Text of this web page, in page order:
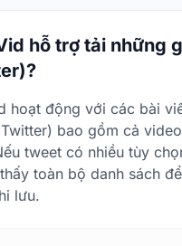
hỗ trợ tải những
hoạt động với các bài
bao gồm cả
tweet có nhiều tùy
toàn bộ danh sách
lưu.